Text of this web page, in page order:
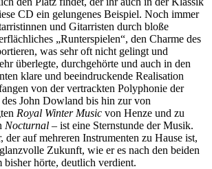
CD ein gelungenes Beispiel. Noch immer
und Gitarristen durch bloße
„Runterspielen“, den Charme des
was sehr oft nicht gelingt und
überlegte, durchgehörte und auch in den
klare und beeindruckende Realisation
von der vertrackten Polyphonie der
John Dowland bis hin zur von
Royal Winter Music von Henze und zu
Nocturnal – ist eine Sternstunde der Musik.
auf mehreren Instrumenten zu Hause ist,
Zukunft, wie er es nach den beiden
hörte, deutlich verdient.